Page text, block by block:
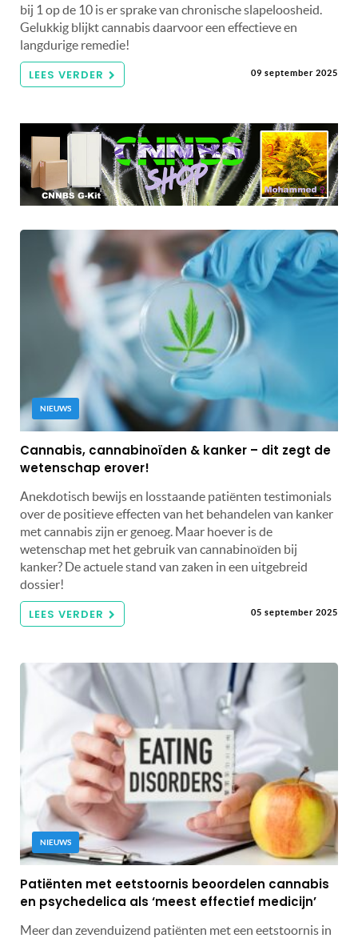
bij 1 op de 10 is er sprake van chronische slapeloosheid.
Gelukkig blijkt cannabis daarvoor een effectieve en
langdurige remedie!
LEES VERDER 09 september 2025
NIEUWS
Cannabis, cannabinoïden & kanker – dit zegt de
wetenschap erover!
Anekdotisch bewijs en losstaande patiënten testimonials
over de positieve effecten van het behandelen van kanker
met cannabis zijn er genoeg. Maar hoever is de
wetenschap met het gebruik van cannabinoïden bij
kanker? De actuele stand van zaken in een uitgebreid
dossier!
LEES VERDER 05 september 2025
NIEUWS
Patiënten met eetstoornis beoordelen cannabis
en psychedelica als ‘meest effectief medicijn’
Meer dan zevenduizend patiënten met een eetstoornis in